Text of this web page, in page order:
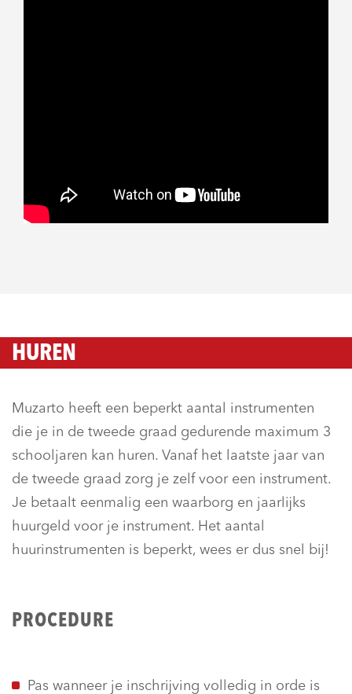
HUREN
Muzarto heeft een beperkt aantal instrumenten
die je in de tweede graad gedurende maximum 3
schooljaren kan huren. Vanaf het laatste jaar van
de tweede graad zorg je zelf voor een instrument.
Je betaalt eenmalig een waarborg en jaarlijks
huurgeld voor je instrument. Het aantal
huurinstrumenten is beperkt, wees er dus snel bij!
PROCEDURE
Pas wanneer je inschrijving volledig in orde is